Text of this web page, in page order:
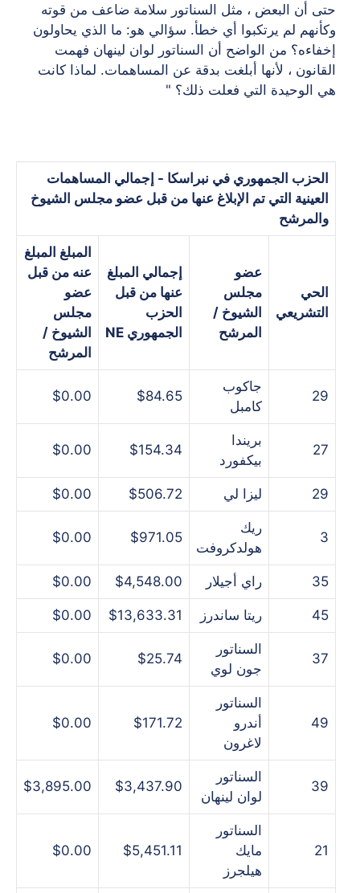
حتى أن البعض ، مثل السناتور سلامة ضاعف من قوته
وكأنهم لم يرتكبوا أي خطأ. سؤالي هو: ما الذي يحاولون
إخفاءه؟ من الواضح أن السناتور لوان لينهان فهمت
القانون ، لأنها أبلغت بدقة عن المساهمات. لماذا كانت
هي الوحيدة التي فعلت ذلك؟ "
الحزب الجمهوري في نبراسكا - إجمالي المساهمات
العينية التي تم الإبلاغ عنها من قبل عضو مجلس الشيوخ
والمرشح
الحي
التشريعي
عضو
مجلس
الشيوخ /
المرشح
إجمالي المبلغ
عنها من قبل
الحزب
الجمهوري NE
المبلغ المبلغ
عنه من قبل
عضو
مجلس
الشيوخ /
المرشح
29
جاكوب
كامبل
$84.65
$0.00
27
بريندا
بيكفورد
$154.34
$0.00
29 ليزا لي $506.72
$0.00
3
ريك
هولدكروفت
$971.05
$0.00
35 راي أجيلار $4,548.00
$0.00
45 ريتا ساندرز $13,633.31
$0.00
37
السناتور
جون لوي
$25.74
$0.00
49
السناتور
أندرو
لاغرون
$171.72
$0.00
39
السناتور
لوان لينهان
$3,437.90
$3,895.00
21
السناتور
مايك
هيلجرز
$5,451.11
$0.00